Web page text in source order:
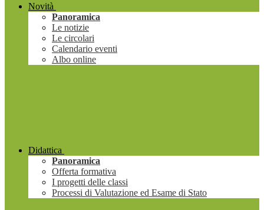
Novità
Panoramica
Le notizie
Le circolari
Calendario eventi
Albo online
Didattica
Panoramica
Offerta formativa
I progetti delle classi
Processi di Valutazione ed Esame di Stato